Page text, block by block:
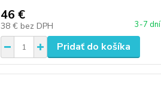
46 €
38 € bez DPH 3-7 dní
Pridať do košíka